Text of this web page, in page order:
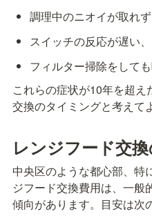
調理中のニオイが取れ
スイッチの反応が遅い
フィルター掃除をして
これらの症状が10年を超え
交換のタイミングと考えて
レンジフード交
中央区のような都心部、特
ジフード交換費用は、一般
傾向があります。目安は次